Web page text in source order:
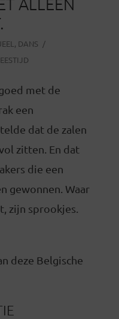
, DANS
met de
een
dat de zalen
zitten. En dat
die een
gewonnen. Waar
zijn sprookjes.
deze Belgische